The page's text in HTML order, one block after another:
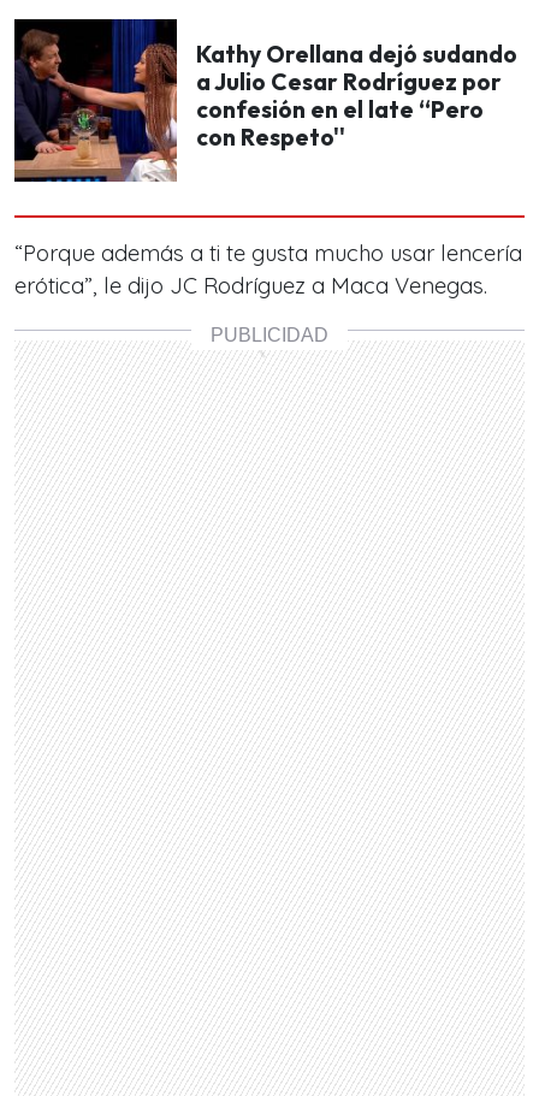
Kathy Orellana dejó sudando
a Julio Cesar Rodríguez por
confesión en el late “Pero
con Respeto''
“Porque además a ti te gusta mucho usar lencería
erótica”, le dijo JC Rodríguez a Maca Venegas.